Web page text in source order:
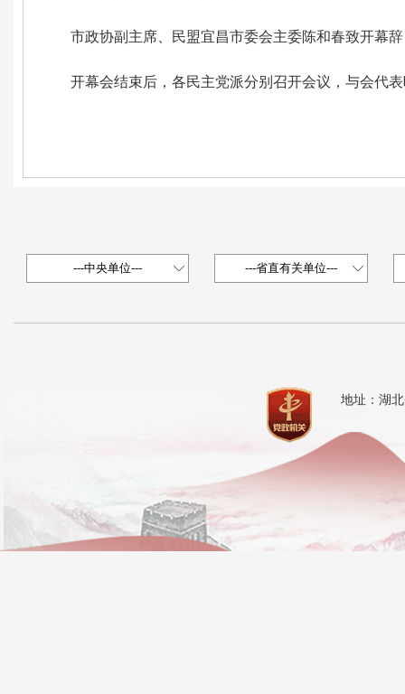
市政协副主席、民盟宜昌市委会主委陈和春致开幕
开幕会结束后，各民主党派分别召开会议，与会代
地址：湖